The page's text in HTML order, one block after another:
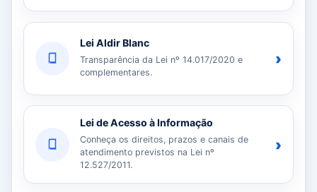
Lei Aldir Blanc
Transparência da Lei nº 14.017/2020 e
complementares.
›
Lei de Acesso à Informação
Conheça os direitos, prazos e canais de
atendimento previstos na Lei nº
12.527/2011.
›